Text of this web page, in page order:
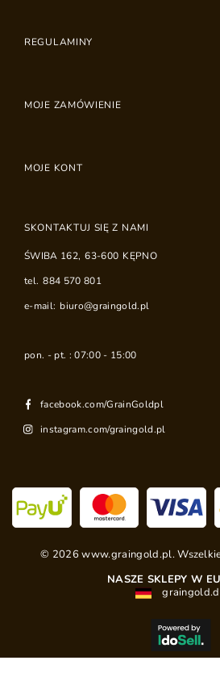
REGULAMINY
MOJE ZAMÓWIENIE
MOJE KONT
SKONTAKTUJ SIĘ Z NAMI
ŚWIBA 162, 63-600 KĘPNO
tel. 884 570 801
e-mail: biuro@graingold.pl
pon. - pt. : 07:00 - 15:00
facebook.com/GrainGoldpl
instagram.com/graingold.pl
© 2026 www.graingold.pl.
NASZE SKLEPY W